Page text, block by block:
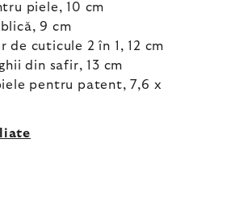
piele, 10 cm
9 cm
de cuticule 2 în 1, 12 cm
din safir, 13 cm
pentru patent, 7,6 x